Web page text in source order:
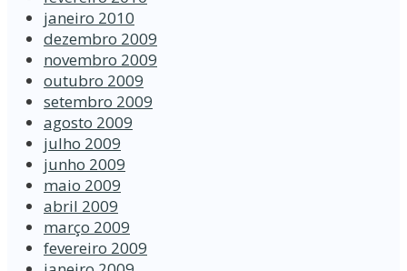
janeiro 2010
dezembro 2009
novembro 2009
outubro 2009
setembro 2009
agosto 2009
julho 2009
junho 2009
maio 2009
abril 2009
março 2009
fevereiro 2009